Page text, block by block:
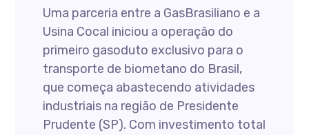
Uma parceria entre a GasBrasiliano e a
Usina Cocal iniciou a operação do
primeiro gasoduto exclusivo para o
transporte de biometano do Brasil,
que começa abastecendo atividades
industriais na região de Presidente
Prudente (SP). Com investimento total